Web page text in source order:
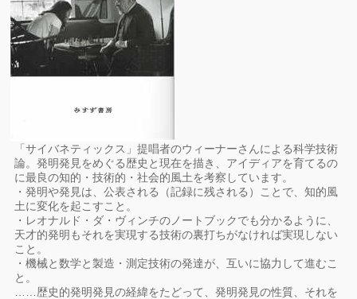
「サイバネティックス」提唱者のウィーナーさんによる科学技術
論。発明発見をめぐる歴史と現在を描き、アイディアを育てるの
に最良の知的・技術的・社会的風土を考察しています。
・発明や発見は、公表される（記録に残される）ことで、知的風
土に変化を起こすこと。
・レオナルド・ダ・ヴィンチのノートブックでも分かるように、
天才的発明もそれを実現する技術の裏打ちがなければ実現しない
こと。
・機械と数学と製造・測定技術の発達が、互いに協力して進むこ
と。
……歴史的発明発見の経緯をたどって、発明発見の性質、それを